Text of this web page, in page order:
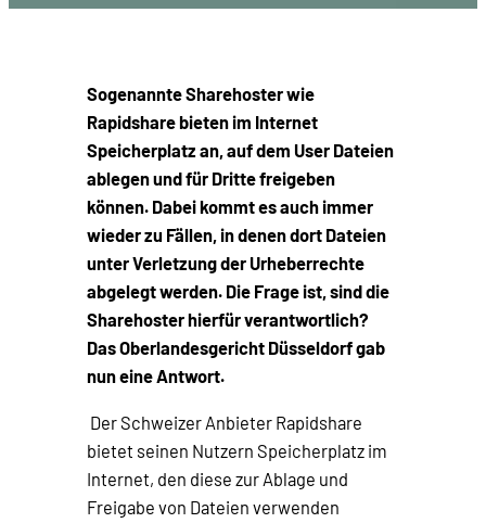
Sogenannte Sharehoster wie
Rapidshare bieten im Internet
Speicherplatz an, auf dem User Dateien
ablegen und für Dritte freigeben
können. Dabei kommt es auch immer
wieder zu Fällen, in denen dort Dateien
unter Verletzung der Urheberrechte
abgelegt werden. Die Frage ist, sind die
Sharehoster hierfür verantwortlich?
Das Oberlandesgericht Düsseldorf gab
nun eine Antwort.
Der Schweizer Anbieter Rapidshare
bietet seinen Nutzern Speicherplatz im
Internet, den diese zur Ablage und
Freigabe von Dateien verwenden